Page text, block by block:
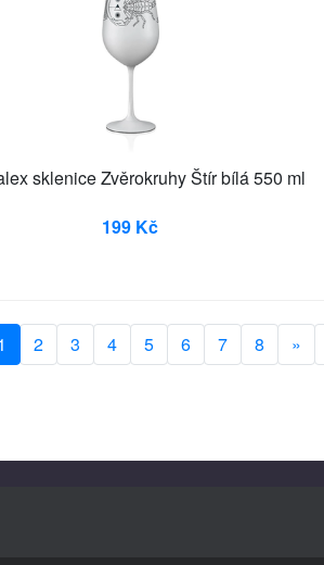
sklenice Zvěrokruhy Štír bílá 550 ml
199 Kč
2 3 4 5 6 7 8 »